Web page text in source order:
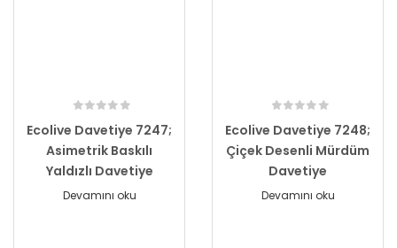
Ecolive Davetiye 7247;
Asimetrik Baskılı
Yaldızlı Davetiye
Devamını oku
Ecolive Davetiye 7248;
Çiçek Desenli Mürdüm
Davetiye
Devamını oku